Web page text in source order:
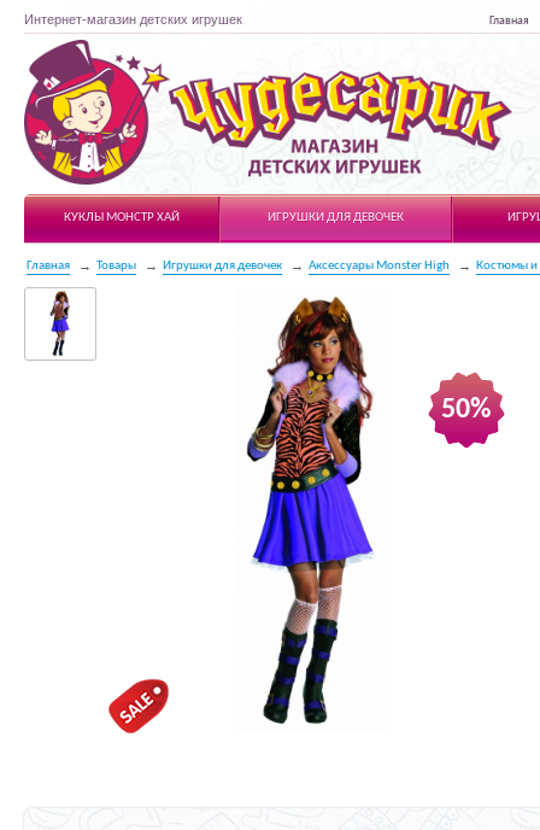
Интернет-магазин детских игрушек Главная
Чудесарик
КУКЛЫ МОНСТР ХАЙ
ИГРУШКИ ДЛЯ ДЕВОЧЕК
Главная Товары Игрушки для девочек Аксессуары Monster High Костюмы и
50%